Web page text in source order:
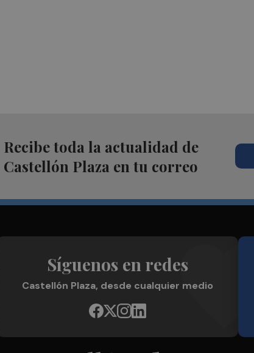
Recibe toda la actualidad de
Castellón Plaza en tu correo
Síguenos en redes
Castellón Plaza, desde cualquier medio